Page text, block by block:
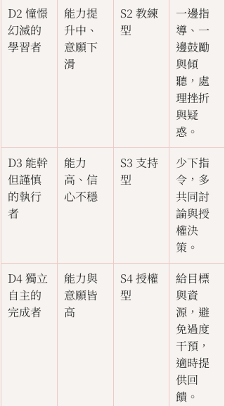
D2 憧憬
幻滅的
學習者
能力提
升中、
意願下
滑
S2 教練
型
一邊指
導、一
邊鼓勵
與傾
聽，處
理挫折
與疑
惑。
D3 能幹
但謹慎
的執行
者
能力
高、信
心不穩
S3 支持
型
少下指
令，多
共同討
論與授
權決
策。
D4 獨立
自主的
完成者
能力與
意願皆
高
S4 授權
型
給目標
與資
源，避
免過度
干預，
適時提
供回
饋。